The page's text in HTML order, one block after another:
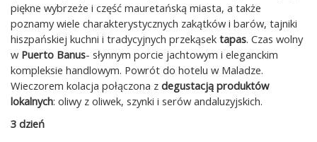
piękne wybrzeże i część mauretańską miasta, a także
poznamy wiele charakterystycznych zakątków i barów, tajniki
hiszpańskiej kuchni i tradycyjnych przekąsek tapas. Czas wolny
w Puerto Banus- słynnym porcie jachtowym i eleganckim
kompleksie handlowym. Powrót do hotelu w Maladze.
Wieczorem kolacja połączona z degustacją produktów
lokalnych: oliwy z oliwek, szynki i serów andaluzyjskich.
3 dzień